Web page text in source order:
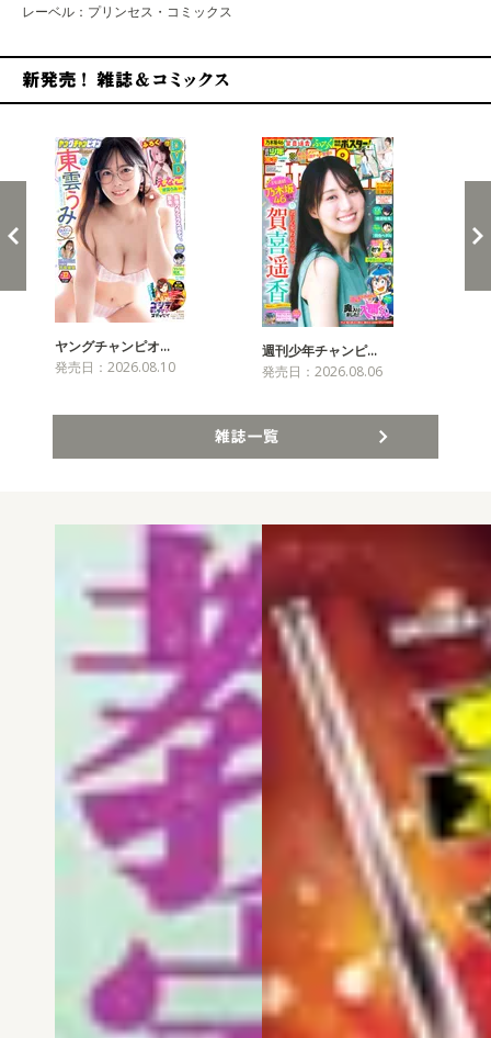
レーベル：プリンセス・コミックス
ヤングチャンピオ…
発売日：2026.08.10
週刊少年チャンピ…
発売日：2026.08.06